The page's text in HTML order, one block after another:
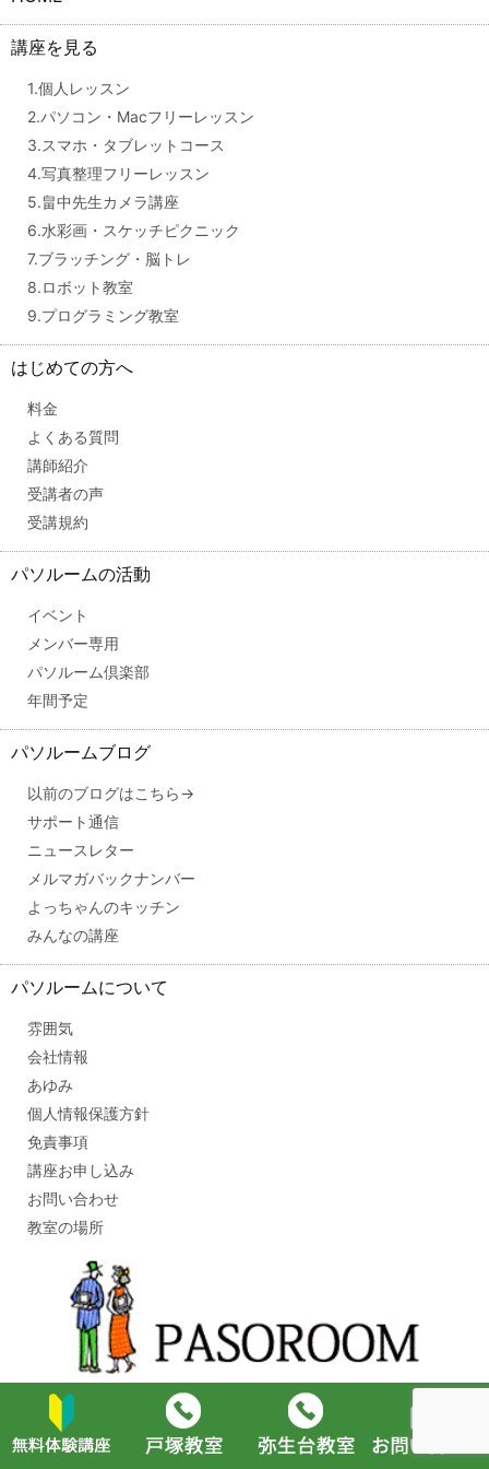
講座を見る
1.個人レッスン
2.パソコン・Macフリーレッスン
3.スマホ・タブレットコース
4.写真整理フリーレッスン
5.畠中先生カメラ講座
6.水彩画・スケッチピクニック
7.ブラッチング・脳トレ
8.ロボット教室
9.プログラミング教室
はじめての方へ
料金
よくある質問
講師紹介
受講者の声
受講規約
パソルームの活動
イベント
メンバー専用
パソルーム倶楽部
年間予定
パソルームブログ
以前のブログはこちら→
サポート通信
ニュースレター
メルマガバックナンバー
よっちゃんのキッチン
みんなの講座
パソルームについて
雰囲気
会社情報
あゆみ
個人情報保護方針
免責事項
講座お申し込み
お問い合わせ
教室の場所
■戸塚教室
TEL 045-860-2670
〒244-0003